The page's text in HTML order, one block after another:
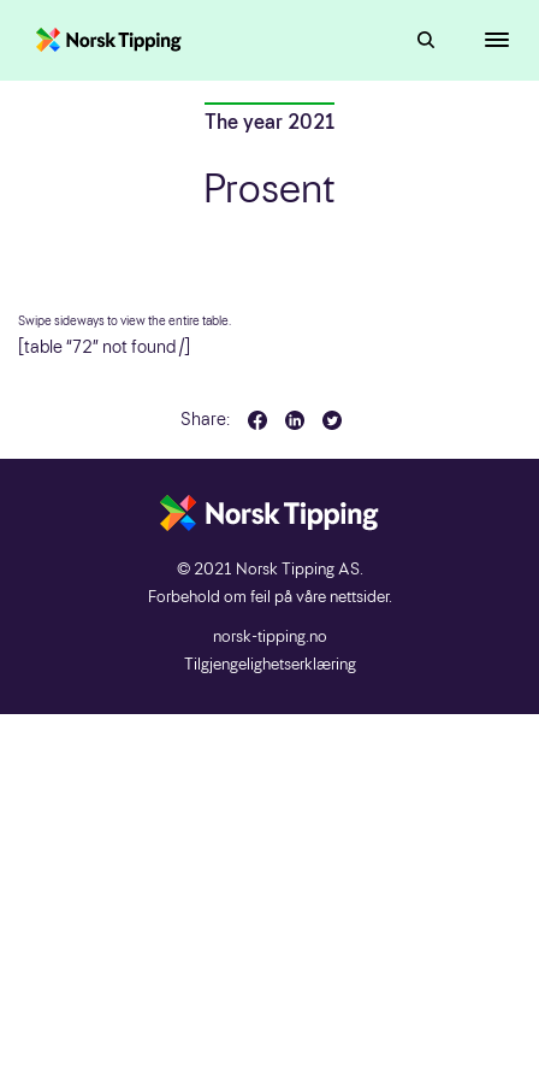
The year 2021
Prosent
[table “72” not found /]
Share:
© 2021 Norsk Tipping AS.
Forbehold om feil på våre nettsider.
norsk-tipping.no
Tilgjengelighetserklæring